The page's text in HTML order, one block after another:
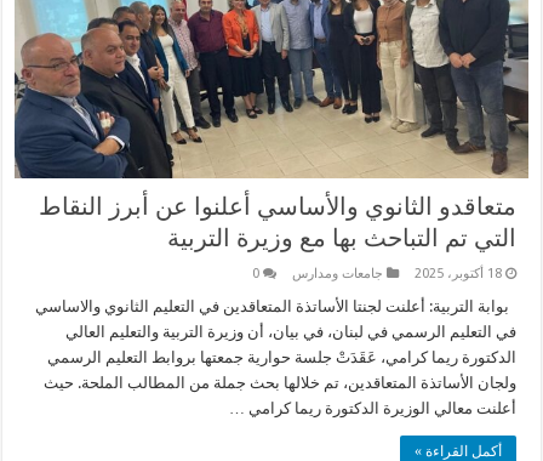
متعاقدو الثانوي والأساسي أعلنوا عن أبرز النقاط
التي تم التباحث بها مع وزيرة التربية
18 أكتوبر، 2025 جامعات ومدارس 0
بوابة التربية: أعلنت لجنتا الأساتذة المتعاقدين في التعليم الثانوي والاساسي
في التعليم الرسمي في لبنان، في بيان، أن وزيرة التربية والتعليم العالي
الدكتورة ريما كرامي، عَقَدَتْ جلسة حوارية جمعتها بروابط التعليم الرسمي
ولجان الأساتذة المتعاقدين، تم خلالها بحث جملة من المطالب الملحة. حيث
أعلنت معالي الوزيرة الدكتورة ريما كرامي …
أكمل القراءة »